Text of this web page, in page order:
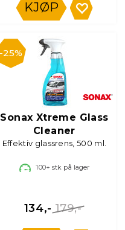
KJØP
25%
Sonax Xtreme Glass
Cleaner
Effektiv glassrens, 500 ml.
100+ stk på lager
179,-
134,-